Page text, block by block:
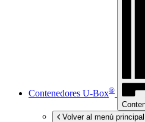
Contenedores U-Box®
Volver al menú principal